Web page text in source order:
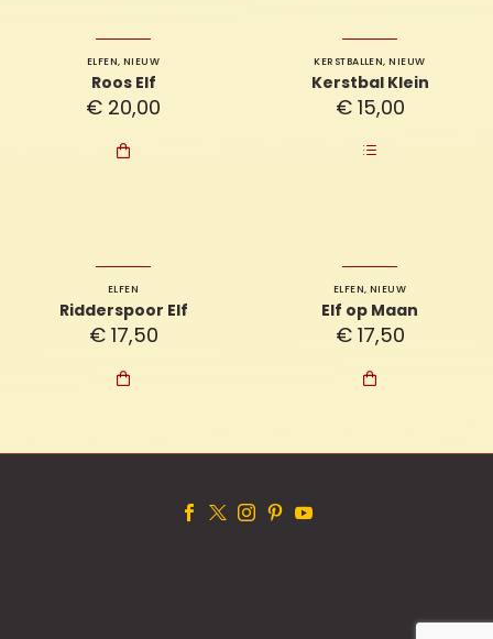
ELFEN, NIEUW
Roos Elf
€ 20,00

KERSTBALLEN,NIEUW
Kerstbal Klein
€15,00
ELFEN
Ridderspoor Elf
€17,50

ELFEN, NIEUW
Elf op Maan
€17,50
